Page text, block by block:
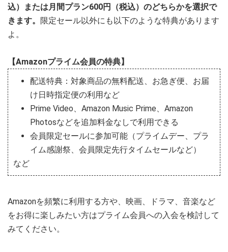
込）または月間プラン600円（税込）のどちらかを選択で
きます。 限定セール以外にも以下のような特典があります
よ。
【Amazonプライム会員の特典】
配送特典：対象商品の無料配送、お急ぎ便、お届
け日時指定便の利用など
Prime Video、Amazon Music Prime、Amazon
Photosなどを追加料金なしで利用できる
会員限定セールに参加可能（プライムデー、プラ
イム感謝祭、会員限定先行タイムセールなど）
など
Amazonを頻繁に利用する方や、映画、ドラマ、音楽など
をお得に楽しみたい方はプライム会員への入会を検討して
みてください。